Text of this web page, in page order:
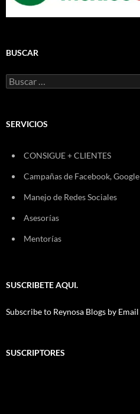
BUSCAR
Buscar:
SERVICIOS
CONSIGUE + CLIENTES
Campañas de Facebook, Google
Manejo de Redes Sociales
Asesorías
Mentorías
SUSCRIBETE AQUI.
Subscribe to Reynosa Blogs by Email
SUSCRIPTORES